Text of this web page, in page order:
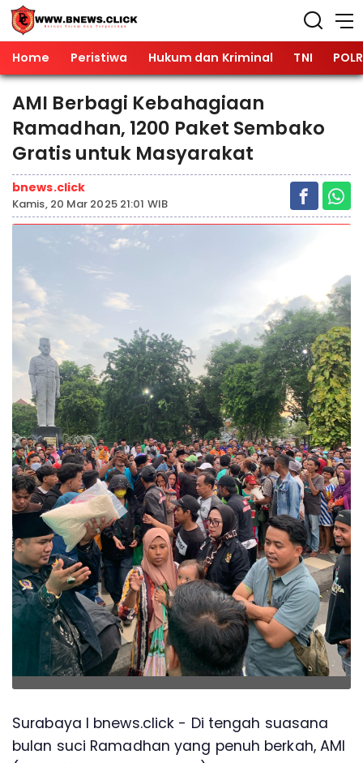
Home Peristiwa Hukum dan Kriminal TNI
AMI Berbagi Kebahagiaan
Ramadhan, 1200 Paket Sembako
Gratis untuk Masyarakat
bnews.click
Kamis, 20 Mar 2025 21:01 WIB
Surabaya l bnews.click - Di tengah suasana
bulan suci Ramadhan yang penuh berkah, AMI